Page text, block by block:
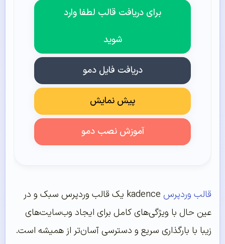
برای دریافت قالب لطفا وارد
شوید
دریافت فایل دمو
پیش نمایش
آموزش نصب دمو
قالب وردپرس
kadence یک قالب وردپرس سبک و در
عین حال با ویژگی‌های کامل برای ایجاد وب‌سایت‌های
زیبا با بارگذاری سریع و دسترسی آسان‌تر از همیشه است.